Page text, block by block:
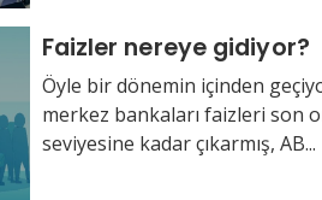
Faizler nereye gidiyor?
Öyle bir dönemin içinden
merkez bankaları faizleri son
seviyesine kadar çıkarmış, AB...